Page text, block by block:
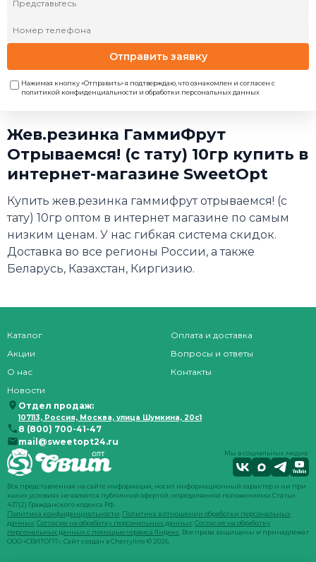
Отправить заявку
Нажимая кнопку «Отправить» я подтверждаю, что ознакомлен и согласен с
политикой конфиденциальности и обработки персональных данных
Жев.резинка ГаммиФрут
Отрываемся! (с тату) 10гр купить в
интернет-магазине SweetOpt
Купить жев.резинка гаммифрут отрываемся! (с
тату) 10гр оптом в интернет магазине по самым
низким ценам. У нас гибкая система скидок.
Доставка во все регионы России, а также
Беларусь, Казахстан, Киргизию.
Каталог
Акции
О нас
Новости
Оплата и доставка
Вопросы и ответы
Контакты
Отдел продаж:
107113, Россия, Москва, улица Шумкина, 20с1
8 (800) 700-41-47
mail@sweetopt24.ru
Мы в социальных медиа:
Вся представленная на сайте информация, носит информационный характер и ни при
каких условиях не является публичной офертой, определяемой положениями Статьи
437(2) Гражданского кодекса РФ.
Политика конфиденциальности; Политика в отношении обработки персональных
данных;Согласие на обработку персональных данных;Согласие на обработку
персональных данных с помощью сервиса Яндекс. Все права защищены и принадлежат
ООО «СВИТОПТ». Сайт создан вCherryline© 2026.